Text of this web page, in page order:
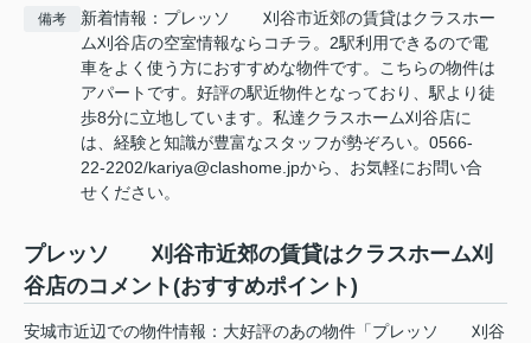
備考
新着情報：プレッソ 刈谷市近郊の賃貸はクラスホー
ム刈谷店の空室情報ならコチラ。2駅利用できるので電
車をよく使う方におすすめな物件です。こちらの物件は
アパートです。好評の駅近物件となっており、駅より徒
歩8分に立地しています。私達クラスホーム刈谷店に
は、経験と知識が豊富なスタッフが勢ぞろい。0566-
22-2202/kariya@clashome.jpから、お気軽にお問い合
せください。
プレッソ 刈谷市近郊の賃貸はクラスホーム刈
谷店のコメント(おすすめポイント)
安城市近辺での物件情報：大好評のあの物件「プレッソ 刈谷